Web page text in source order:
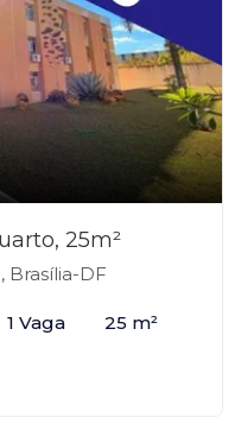
25m²
Brasília-DF
1 Vaga 25 m²